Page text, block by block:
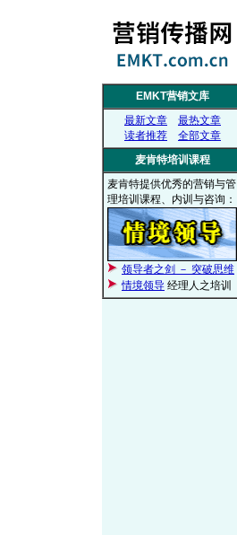
EMKT营销文库
最新文章
最热文章
读者推荐
全部文章
麦肯特培训课程
麦肯特提供优秀的营销与管
理培训课程、内训与咨询：
领导者之剑 － 突破思维
情境领导 经理人之培训